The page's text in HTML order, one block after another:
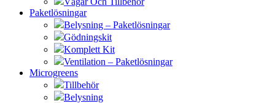
Paketlösningar
Belysning – Paketlösningar
Gödningskit
Komplett Kit
Ventilation – Paketlösningar
Microgreens
Tillbehör
Belysning